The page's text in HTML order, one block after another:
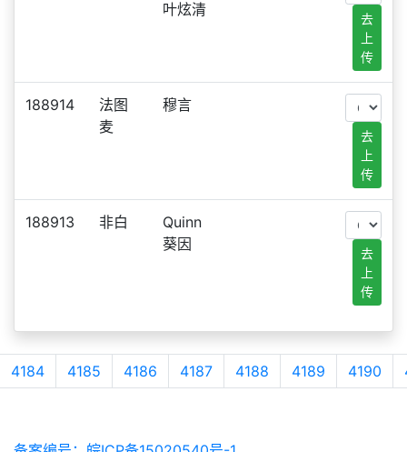
叶炫清
去
上
传
188914
法图
麦
穆言
去
上
传
188913 非白
Quinn
葵因
去
上
传
4184 4185 4186 4187 4188 4189 4190